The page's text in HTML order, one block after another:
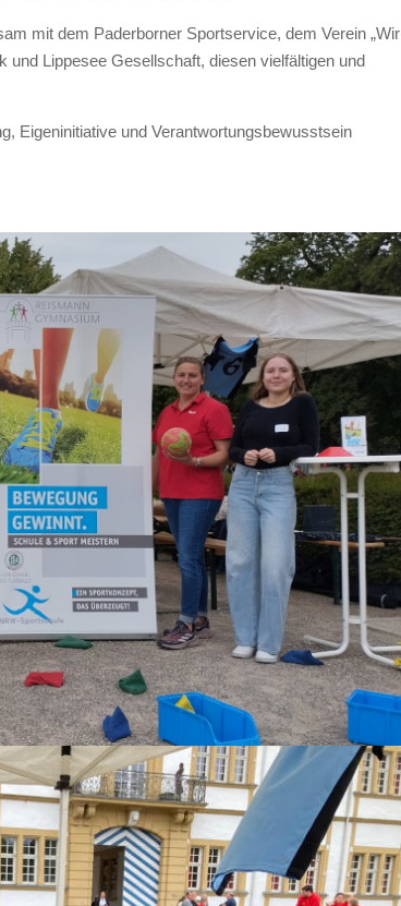
mit dem Paderborner Sportservice, dem Verein „Wir
und Lippesee Gesellschaft, diesen vielfältigen und
Eigeninitiative und Verantwortungsbewusstsein